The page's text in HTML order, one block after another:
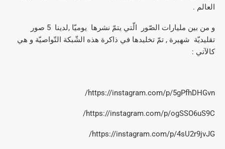
العالم .
و من بين مليارات الصّور الّتي يتمّ نشرها يوميّا ,لدينا 5 صور
تقليديّة شهيرة , تمّ تخليدها في ذاكرة هذه الشّبكة التّواصيّة و هي
كالآتي :
https://instagram.com/p/5gPfhDHGvn/
https://instagram.com/p/ogSSO6uS9C/
https://instagram.com/p/4sU2r9jvJG/